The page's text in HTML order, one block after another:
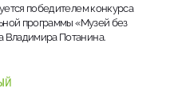
победителем конкурса
программы «Музей без
Владимира Потанина.